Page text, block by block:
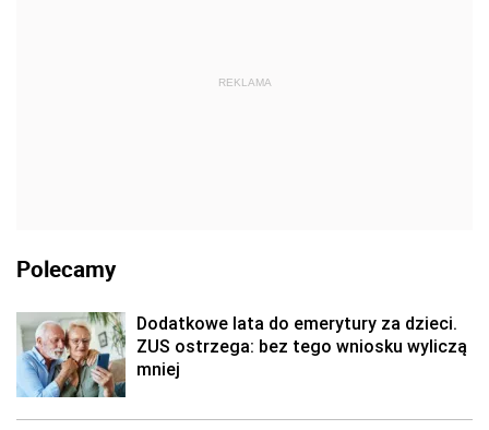
REKLAMA
Polecamy
Dodatkowe lata do emerytury za dzieci.
ZUS ostrzega: bez tego wniosku wyliczą
mniej